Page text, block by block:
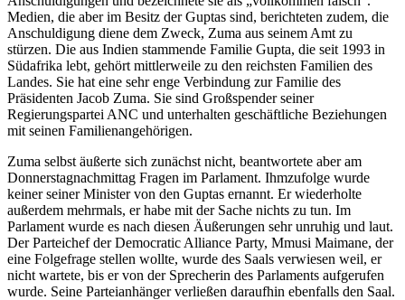
Medien, die aber im Besitz der Guptas sind, berichteten zudem, die
Anschuldigung diene dem Zweck, Zuma aus seinem Amt zu
stürzen. Die aus Indien stammende Familie Gupta, die seit 1993 in
Südafrika lebt, gehört mittlerweile zu den reichsten Familien des
Landes. Sie hat eine sehr enge Verbindung zur Familie des
Präsidenten Jacob Zuma. Sie sind Großspender seiner
Regierungspartei ANC und unterhalten geschäftliche Beziehungen
mit seinen Familienangehörigen.
Zuma selbst äußerte sich zunächst nicht, beantwortete aber am
Donnerstagnachmittag Fragen im Parlament. Ihmzufolge wurde
keiner seiner Minister von den Guptas ernannt. Er wiederholte
außerdem mehrmals, er habe mit der Sache nichts zu tun. Im
Parlament wurde es nach diesen Äußerungen sehr unruhig und laut.
Der Parteichef der Democratic Alliance Party, Mmusi Maimane, der
eine Folgefrage stellen wollte, wurde des Saals verwiesen weil, er
nicht wartete, bis er von der Sprecherin des Parlaments aufgerufen
wurde. Seine Parteianhänger verließen daraufhin ebenfalls den Saal.